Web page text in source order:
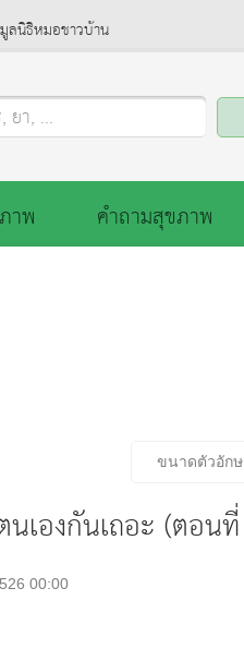
มูลนิธิหมอชาวบ้าน
ยา, ...
าพ
คำถามสุขภาพ
ขนาดตัวอัก
เองกันเถอะ (ตอน
00:00